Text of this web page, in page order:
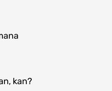
kan?